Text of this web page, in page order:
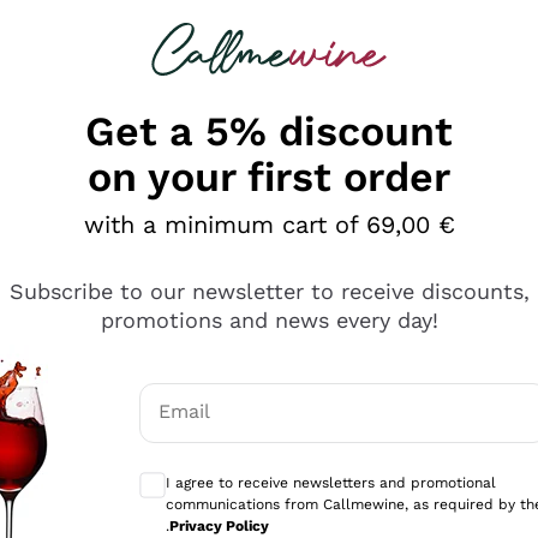
looking for
è male ma secondo me ci sono alternative che
Get a 5% discount
on your first order
with a minimum cart of 69,00 €
Subscribe to our newsletter to receive discounts,
promotions and news every day!
Email
I agree to receive newsletters and promotional
communications from Callmewine, as required by
.Privacy Policy